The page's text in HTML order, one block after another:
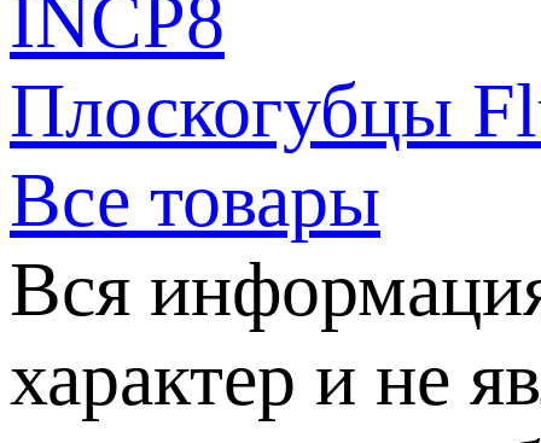
Плоскогубцы
Все товары
Вся
характер и не